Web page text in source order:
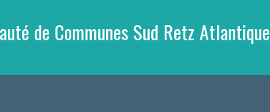
de Communes Sud Retz Atlantique